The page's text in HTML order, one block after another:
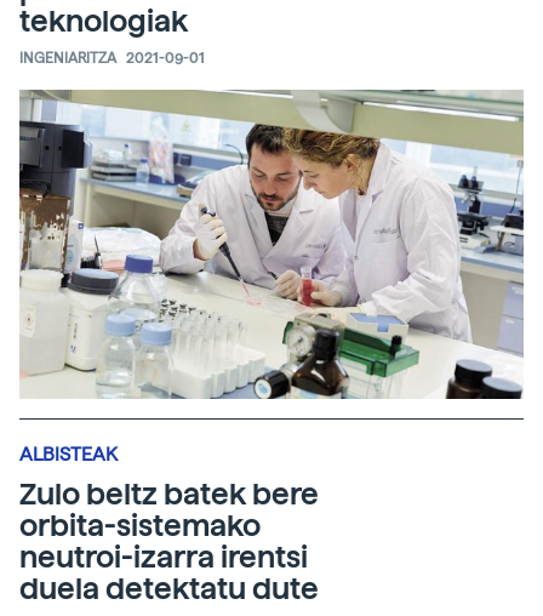
teknologiak
INGENIARITZA 2021-09-01
ALBISTEAK
Zulo beltz batek bere
orbita-sistemako
neutroi-izarra irentsi
duela detektatu dute